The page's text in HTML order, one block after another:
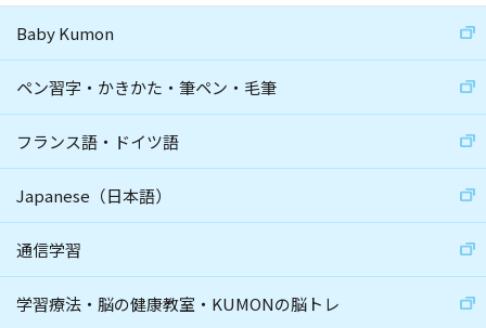
Baby Kumon
ペン習字・かきかた・筆ペン・毛筆
フランス語・ドイツ語
Japanese（日本語）
通信学習
学習療法・脳の健康教室・KUMONの脳トレ